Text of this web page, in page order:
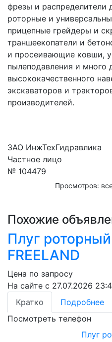
фрезы и распределители
роторные и
прицепные грейдеры и
траншеекопатели и
и просеивающие ковши,
пылеподавления и много
высококачественного
экскаваторов и
производителей.
ЗАО ИнжТехГидравлика
Частное лицо
№ 104479
Просмотров:
Похожие
Плуг роторный
FREELAND
Цена по запросу
На сайте с 27.07.2026
Кратко
Подробнее
Посмотреть телефон
Плуг